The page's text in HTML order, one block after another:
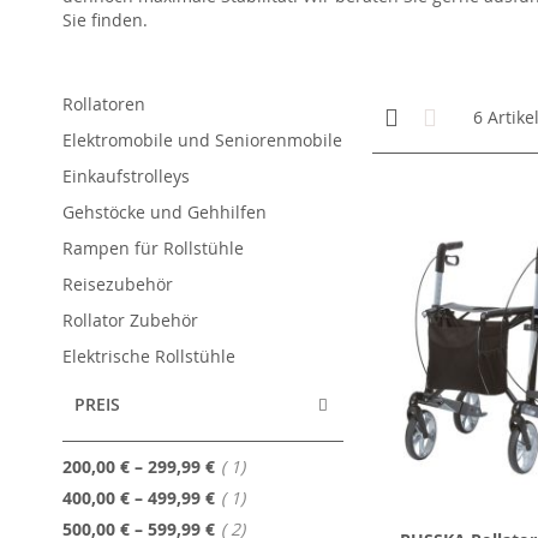
Sie finden.
Anzeigen
als
Kachelansicht
Liste6
Rollatoren
Elektromobile und Seniorenmobile
Einkaufstrolleys
Gehstöcke und Gehhilfen
Rampen für Rollstühle
Reisezubehör
Rollator Zubehör
Elektrische Rollstühle
PREIS
200,00 € – 299,99 € 1Artikel
400,00 € – 499,99 € 1Artikel
500,00 € – 599,99 € 2Artikel